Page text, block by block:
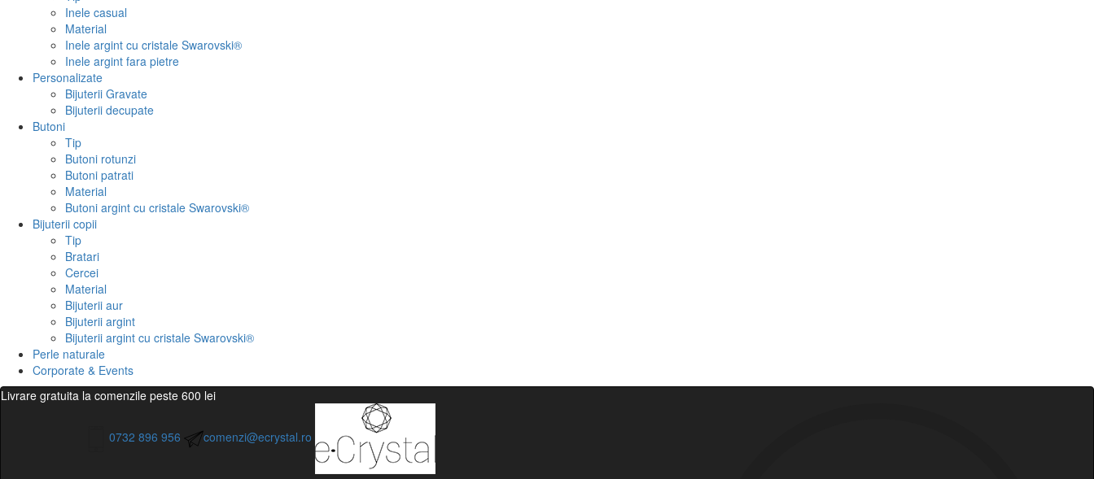
Inele casual
Material
Inele argint cu cristale Swarovski®
Inele argint fara pietre
Personalizate
Bijuterii Gravate
Bijuterii decupate
Butoni
Tip
Butoni rotunzi
Butoni patrati
Material
Butoni argint cu cristale Swarovski®
Bijuterii copii
Tip
Bratari
Cercei
Material
Bijuterii aur
Bijuterii argint
Bijuterii argint cu cristale Swarovski®
Perle naturale
Corporate & Events
Livrare gratuita la comenzile peste 600 lei
0732 896 956 comenzi@ecrystal.ro